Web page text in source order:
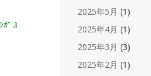
” 』
2025年5月 (1)
2025年4月 (1)
2025年3月 (3)
2025年2月 (1)